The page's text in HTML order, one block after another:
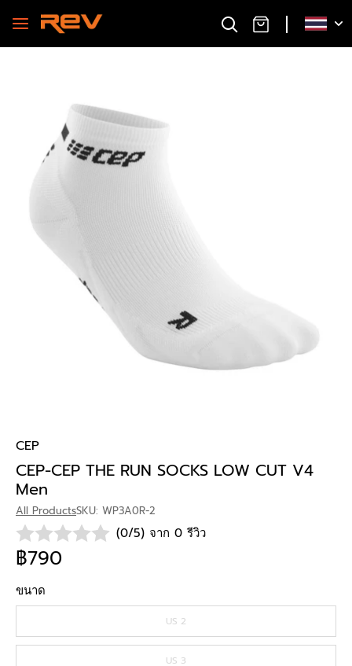
CEP
CEP-CEP THE RUN SOCKS LOW CUT V4
Men
All ProductsSKU: WP3A0R-2
(0/5) จาก 0 รีวิว
฿790
ขนาด
US 2
US 3